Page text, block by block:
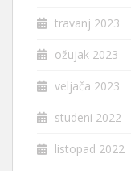
travanj 2023
ožujak 2023
veljača 2023
studeni 2022
listopad 2022